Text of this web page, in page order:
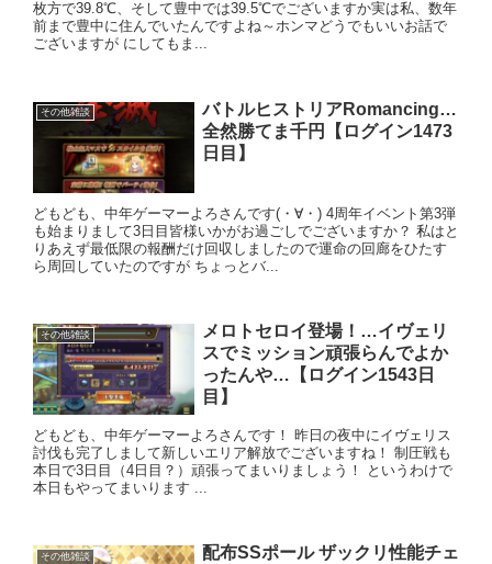
枚方で39.8℃、そして豊中では39.5℃でございますか実は私、数年
前まで豊中に住んでいたんですよね～ホンマどうでもいいお話で
ございますが にしてもま...
その他雑談
バトルヒストリアRomancing…
全然勝てま千円【ログイン1473
日目】
どもども、中年ゲーマーよろさんです(・∀・) 4周年イベント第3弾
も始まりまして3日目皆様いかがお過ごしでございますか？ 私はと
りあえず最低限の報酬だけ回収しましたので運命の回廊をひたす
ら周回していたのですが ちょっとバ...
その他雑談
メロトセロイ登場！…イヴェリ
スでミッション頑張らんでよか
ったんや…【ログイン1543日
目】
どもども、中年ゲーマーよろさんです！ 昨日の夜中にイヴェリス
討伐も完了しまして新しいエリア解放でございますね！ 制圧戦も
本日で3日目（4日目？）頑張ってまいりましょう！ というわけで
本日もやってまいります ...
その他雑談
配布SSポール ザックリ性能チェ